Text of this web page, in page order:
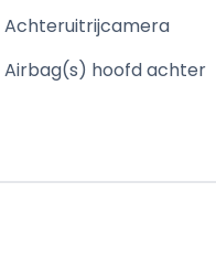
Achteruitrijcamera
Airbag(s) hoofd achter